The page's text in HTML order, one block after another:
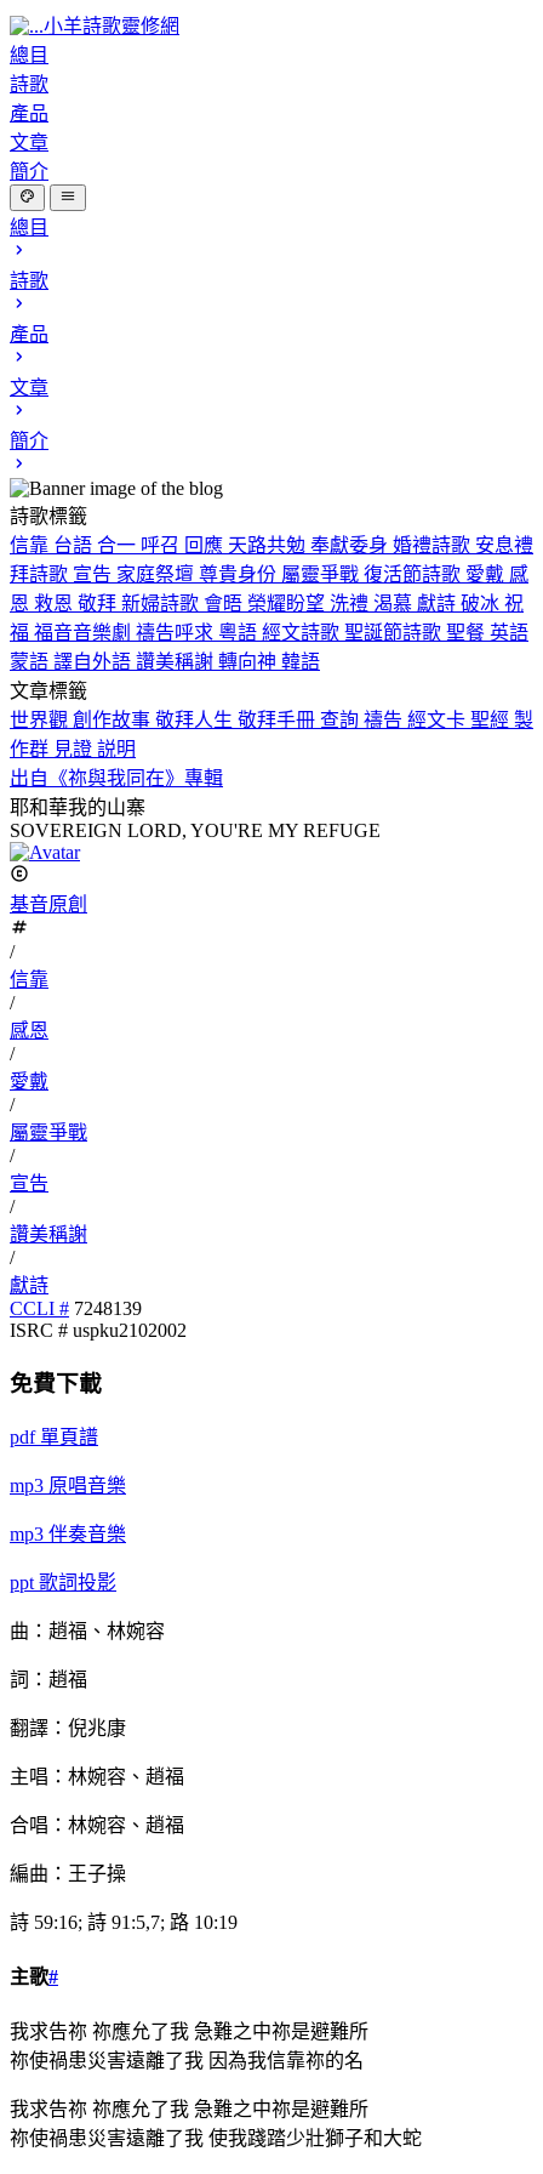
小羊詩歌靈修網
總目
詩歌
產品
文章
簡介
總目
詩歌
產品
文章
簡介
詩歌標籤
信靠 台語 合一 呼召 回應 天路共勉 奉獻委身 婚禮詩歌 安息禮
拜詩歌 宣告 家庭祭壇 尊貴身份 屬靈爭戰 復活節詩歌 愛戴 感
恩 救恩 敬拜 新婦詩歌 會晤 榮耀盼望 洗禮 渴慕 獻詩 破冰 祝
福 福音音樂劇 禱告呼求 粵語 經文詩歌 聖誕節詩歌 聖餐 英語
蒙語 譯自外語 讚美稱謝 轉向神 韓語
文章標籤
世界觀 創作故事 敬拜人生 敬拜手冊 查詢 禱告 經文卡 聖經 製
作群 見證 説明
出自《祢與我同在》專輯
耶和華我的山寨
SOVEREIGN LORD, YOU'RE MY REFUGE
基音原創
/
信靠
/
感恩
/
愛戴
/
屬靈爭戰
/
宣告
/
讚美稱謝
/
獻詩
CCLI # 7248139
ISRC # uspku2102002
免費下載
pdf 單頁譜
mp3 原唱音樂
mp3 伴奏音樂
ppt 歌詞投影
曲：趙福、林婉容
詞：趙福
翻譯：倪兆康
主唱：林婉容、趙福
合唱：林婉容、趙福
編曲：王子操
詩 59:16; 詩 91:5,7; 路 10:19
主歌#
我求告祢 祢應允了我 急難之中祢是避難所
祢使禍患災害遠離了我 因為我信靠祢的名
我求告祢 祢應允了我 急難之中祢是避難所
祢使禍患災害遠離了我 使我踐踏少壯獅子和大蛇